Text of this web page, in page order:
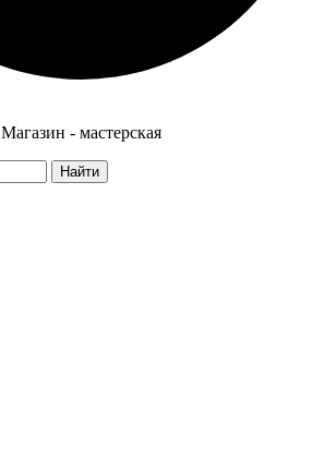
Магазин - мастерская
Найти